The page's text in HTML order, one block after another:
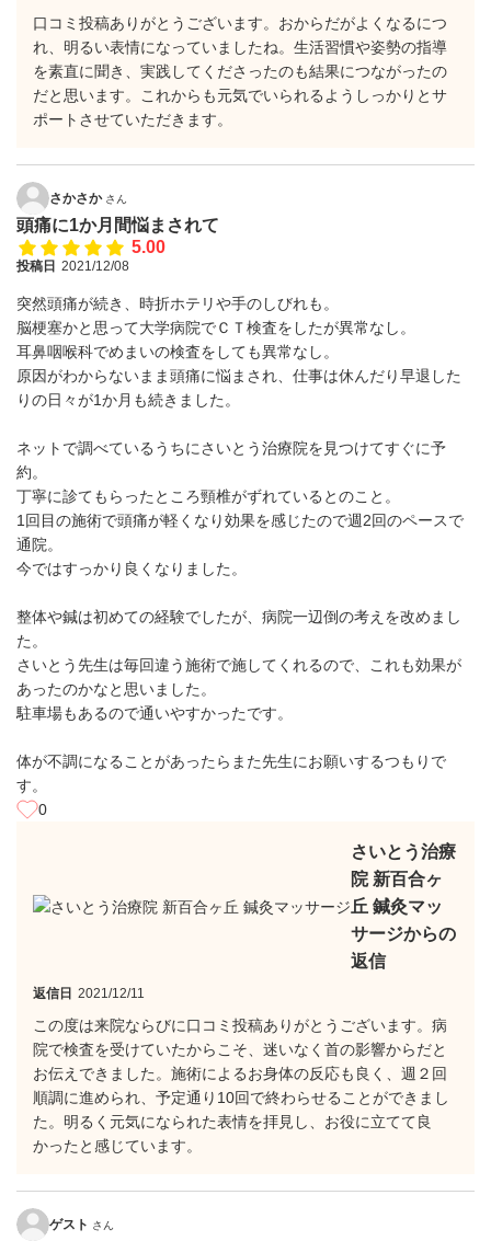
口コミ投稿ありがとうございます。おからだがよくなるにつ
れ、明るい表情になっていましたね。生活習慣や姿勢の指導
を素直に聞き、実践してくださったのも結果につながったの
だと思います。これからも元気でいられるようしっかりとサ
ポートさせていただきます。
さかさか さん
頭痛に1か月間悩まされて
5.00
投稿日 2021/12/08
突然頭痛が続き、時折ホテリや手のしびれも。
脳梗塞かと思って大学病院でＣＴ検査をしたが異常なし。
耳鼻咽喉科でめまいの検査をしても異常なし。
原因がわからないまま頭痛に悩まされ、仕事は休んだり早退した
りの日々が1か月も続きました。
ネットで調べているうちにさいとう治療院を見つけてすぐに予
約。
丁寧に診てもらったところ頸椎がずれているとのこと。
1回目の施術で頭痛が軽くなり効果を感じたので週2回のペースで
通院。
今ではすっかり良くなりました。
整体や鍼は初めての経験でしたが、病院一辺倒の考えを改めまし
た。
さいとう先生は毎回違う施術で施してくれるので、これも効果が
あったのかなと思いました。
駐車場もあるので通いやすかったです。
体が不調になることがあったらまた先生にお願いするつもりで
す。
0
さいとう治療
院 新百合ヶ
丘 鍼灸マッ
サージからの
返信
返信日 2021/12/11
この度は来院ならびに口コミ投稿ありがとうございます。病
院で検査を受けていたからこそ、迷いなく首の影響からだと
お伝えできました。施術によるお身体の反応も良く、週２回
順調に進められ、予定通り10回で終わらせることができまし
た。明るく元気になられた表情を拝見し、お役に立てて良
かったと感じています。
ゲスト さん